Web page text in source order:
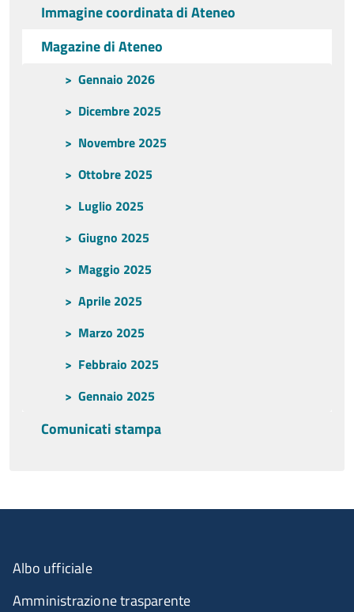
Immagine coordinata di Ateneo
Magazine di Ateneo
Gennaio 2026
Dicembre 2025
Novembre 2025
Ottobre 2025
Luglio 2025
Giugno 2025
Maggio 2025
Aprile 2025
Marzo 2025
Febbraio 2025
Gennaio 2025
Comunicati stampa
Albo ufficiale
Amministrazione trasparente